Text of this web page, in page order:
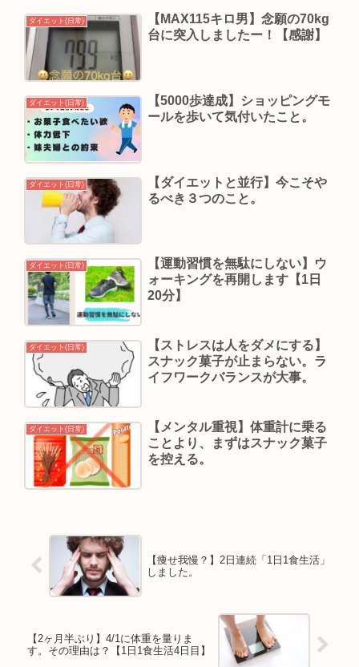
ダイエット(日常)
【MAX115キロ男】念願の70kg
台に突入しましたー！【感謝】
ダイエット(日常)
【5000歩達成】ショッピングモ
ールを歩いて気付いたこと。
ダイエット(日常)
【ダイエットと並行】今こそや
るべき３つのこと。
ダイエット(日常)
【運動習慣を無駄にしない】ウ
ォーキングを再開します【1日
20分】
ダイエット(日常)
【ストレスは人をダメにする】
スナック菓子が止まらない。ラ
イフワークバランスが大事。
ダイエット(日常)
【メンタル重視】体重計に乗る
ことより、まずはスナック菓子
を控える。
【痩せ我慢？】2日連続「1日1食生活」
しました。
【2ヶ月半ぶり】4/1に体重を量りま
す。その理由は？【1日1食生活4日目】